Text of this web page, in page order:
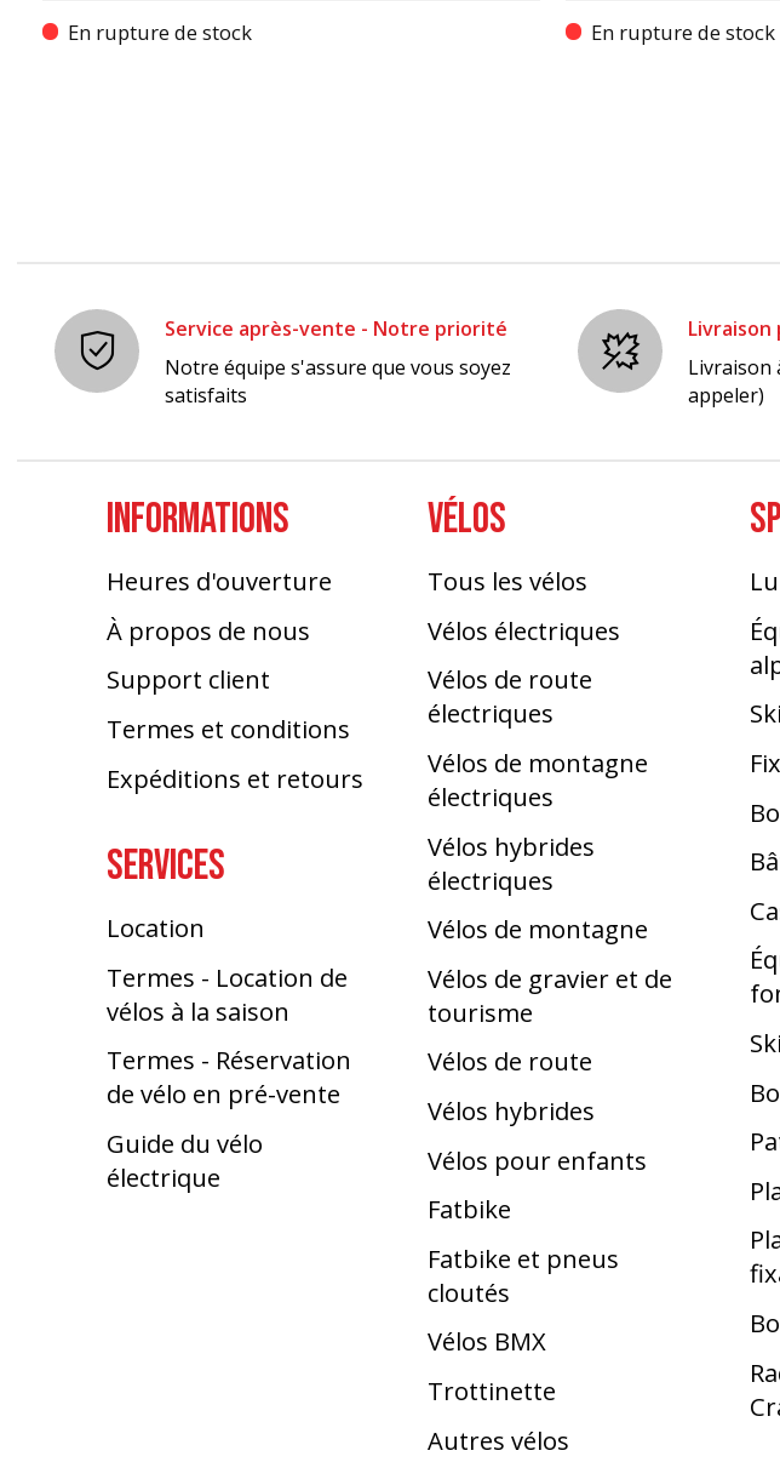
En rupture de stock En rupture de stock
Service après-vente - Notre priorité
Notre équipe s'assure que vous soyez
satisfaits
Livraison
Livraison
appeler)
INFORMATIONS
Heures d'ouverture
À propos de nous
Support client
Termes et conditions
Expéditions et retours
SERVICES
Location
Termes - Location de
vélos à la saison
Termes - Réservation
de vélo en pré-vente
Guide du vélo
électrique
VÉLOS
Tous les vélos
Vélos électriques
Vélos de route
électriques
Vélos de montagne
électriques
Vélos hybrides
électriques
Vélos de montagne
Vélos de gravier et de
tourisme
Vélos de route
Vélos hybrides
Vélos pour enfants
Fatbike
Fatbike et pneus
cloutés
Vélos BMX
Trottinette
Autres vélos